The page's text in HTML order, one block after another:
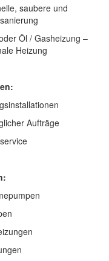
saubere und
Öl / Gasheizung –
Heizung
Aufträge